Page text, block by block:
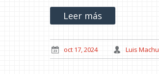
Leer más
oct 17, 2024 Luis